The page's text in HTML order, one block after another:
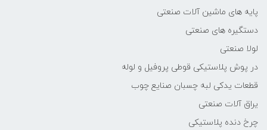
پایه های ماشین آلات صنعتی
دستگیره های صنعتی
لولا صنعتی
در پوش پلاستیکی قوطی پروفیل و لوله
قطعات یدکی لبه چسبان صنایع چوب
یراق آلات صنعتی
چرخ دنده پلاستیکی